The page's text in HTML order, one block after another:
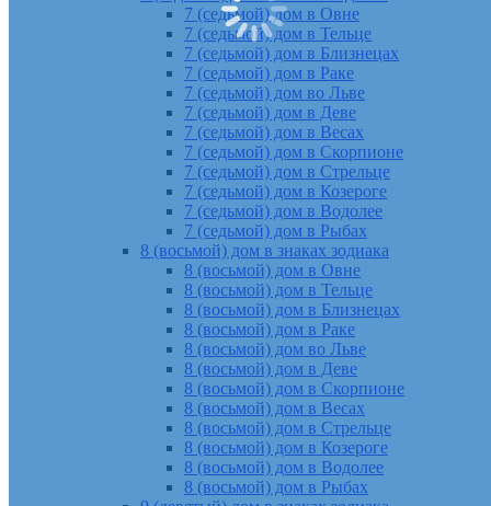
7 (седьмой) дом в Овне
7 (седьмой) дом в Тельце
7 (седьмой) дом в Близнецах
7 (седьмой) дом в Раке
7 (седьмой) дом во Льве
7 (седьмой) дом в Деве
7 (седьмой) дом в Весах
7 (седьмой) дом в Скорпионе
7 (седьмой) дом в Стрельце
7 (седьмой) дом в Козероге
7 (седьмой) дом в Водолее
7 (седьмой) дом в Рыбах
8 (восьмой) дом в знаках зодиака
8 (восьмой) дом в Овне
8 (восьмой) дом в Тельце
8 (восьмой) дом в Близнецах
8 (восьмой) дом в Раке
8 (восьмой) дом во Льве
8 (восьмой) дом в Деве
8 (восьмой) дом в Скорпионе
8 (восьмой) дом в Весах
8 (восьмой) дом в Стрельце
8 (восьмой) дом в Козероге
8 (восьмой) дом в Водолее
8 (восьмой) дом в Рыбах